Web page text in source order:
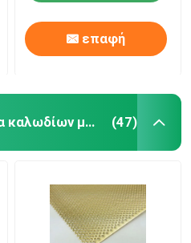
επαφή
Διατρυπημένο πλέγμα καλωδίων μετάλλων (47)